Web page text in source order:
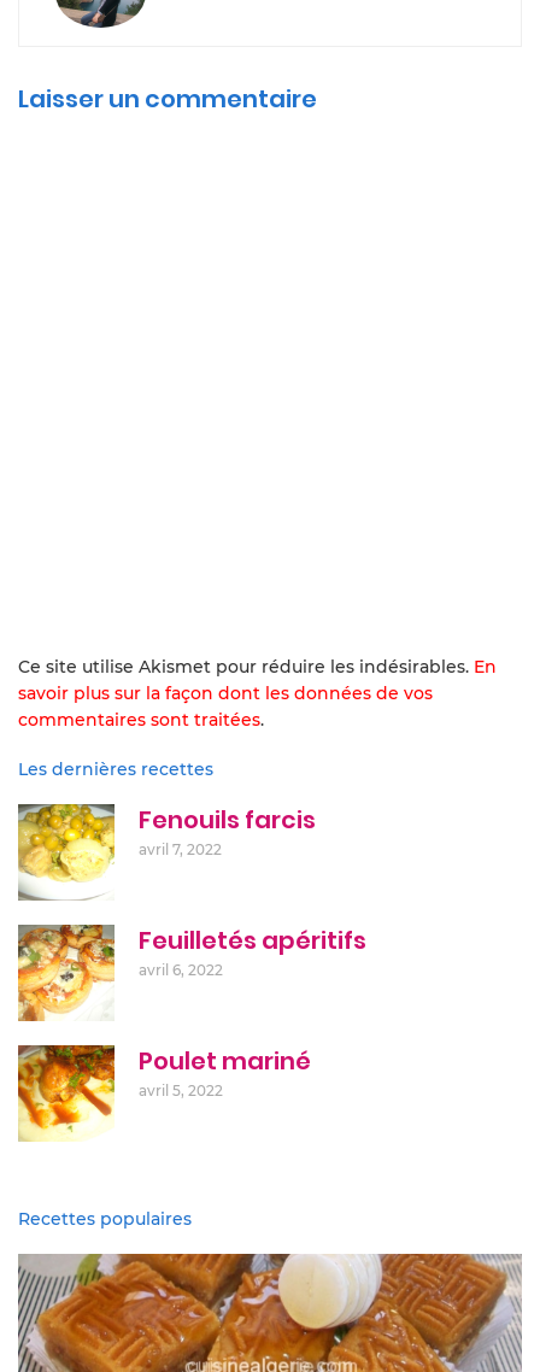
Laisser un commentaire
Ce site utilise Akismet pour réduire les indésirables. En
savoir plus sur la façon dont les données de vos
commentaires sont traitées.
Les dernières recettes
Fenouils farcis
avril 7, 2022
Feuilletés apéritifs
avril 6, 2022
Poulet mariné
avril 5, 2022
Recettes populaires